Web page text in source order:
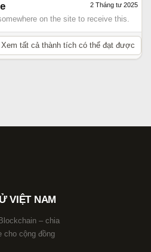
2 Tháng tư 2025
on the site to receive this.
Xem tất cả thành tích có thể đạt được
VIỆT NAM
– chia
cho cộng đồng